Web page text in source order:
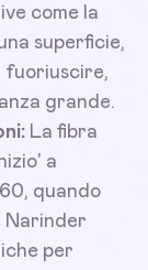
come la
superficie,
fuoriuscire,
grande.
La fibra
a
quando
Narinder
per